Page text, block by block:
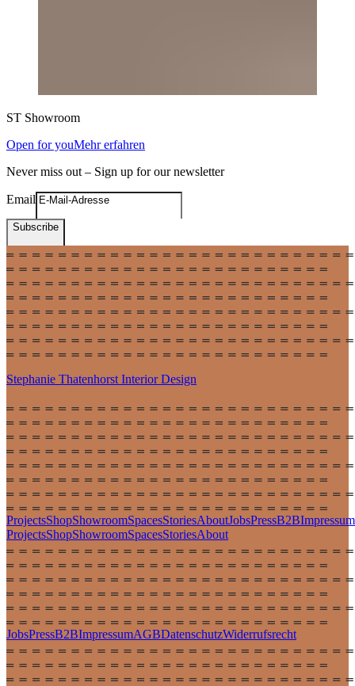
ST Showroom
Open for youMehr erfahren
Never miss out – Sign up for our newsletter
Email
Subscribe
Stephanie Thatenhorst Interior Design
ProjectsShopShowroomSpacesStoriesAboutJobsPressB2BImpressum
ProjectsShopShowroomSpacesStoriesAbout
JobsPressB2BImpressumAGBDatenschutzWiderrufsrecht